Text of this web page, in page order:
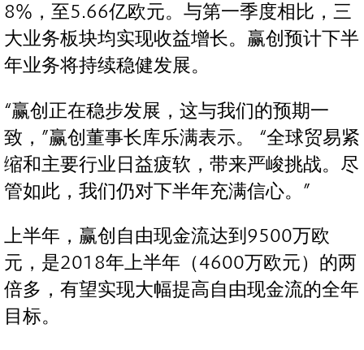
8%，至5.66亿欧元。与第一季度相比，三
大业务板块均实现收益增长。赢创预计下半
年业务将持续稳健发展。
“赢创正在稳步发展，这与我们的预期一
致，”赢创董事长库乐满表示。 “全球贸易紧
缩和主要行业日益疲软，带来严峻挑战。尽
管如此，我们仍对下半年充满信心。”
上半年，赢创自由现金流达到9500万欧
元，是2018年上半年（4600万欧元）的两
倍多，有望实现大幅提高自由现金流的全年
目标。